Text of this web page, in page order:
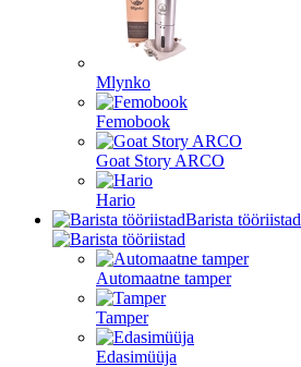
Mlynko
Femobook
Goat Story ARCO
Hario
Barista tööriistad
Automaatne tamper
Tamper
Edasimüüja